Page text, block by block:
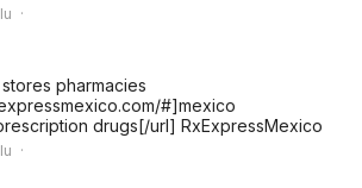
pharmacies
#]mexico
drugs[/url] RxExpressMexico